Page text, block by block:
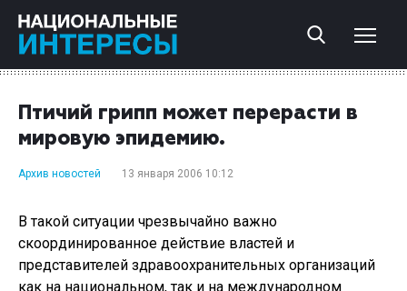
Птичий грипп может перерасти в
мировую эпидемию.
Архив новостей 13 января 2006 10:12
В такой ситуации чрезвычайно важно
скоординированное действие властей и
представителей здравоохранительных организаций
как на национальном, так и на международном